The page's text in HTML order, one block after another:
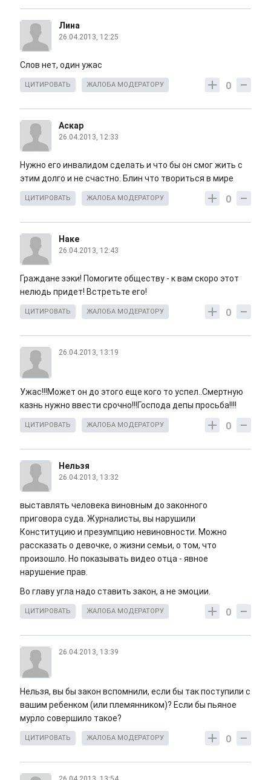
Лина
26.04.2013, 12:25
Слов нет, один ужас
0
ЦИТИРОВАТЬ ЖАЛОБА МОДЕРАТОРУ
Аскар
26.04.2013, 12:33
Нужно его инвалидом сделать и что бы он смог жить с
этим долго и не счастно. Блин что твориться в мире
0
ЦИТИРОВАТЬ ЖАЛОБА МОДЕРАТОРУ
Наке
26.04.2013, 12:43
Граждане зэки! Помогите обществу - к вам скоро этот
нелюдь придет! Встретьте его!
0
ЦИТИРОВАТЬ ЖАЛОБА МОДЕРАТОРУ
26.04.2013, 13:19
Ужас!!!Может он до этого еще кого то успел..Смертную
казнь нужно ввести срочно!!!Господа депы просьба!!!!
0
ЦИТИРОВАТЬ ЖАЛОБА МОДЕРАТОРУ
Нельзя
26.04.2013, 13:32
выставлять человека виновным до законного
приговора суда. Журналисты, вы нарушили
Конституцию и презумпцию невиновности. Можно
рассказать о девочке, о жизни семьи, о том, что
произошло. Но показывать видео отца - явное
нарушение прав.
Во главу угла надо ставить закон, а не эмоции.
0
ЦИТИРОВАТЬ ЖАЛОБА МОДЕРАТОРУ
26.04.2013, 13:39
Нельзя, вы бы закон вспомнили, если бы так поступили с
вашим ребенком (или племянником)? Если бы пьяное
мурло совершило такое?
0
ЦИТИРОВАТЬ ЖАЛОБА МОДЕРАТОРУ